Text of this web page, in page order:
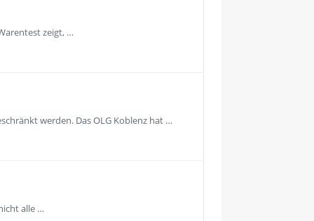
zeigt, …
werden. Das OLG Koblenz hat …
alle …